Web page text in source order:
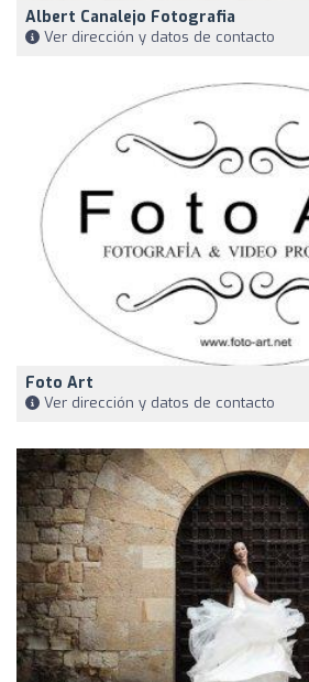
Albert Canalejo Fotografia
Ver dirección y datos de contacto
Foto Art
Ver dirección y datos de contacto